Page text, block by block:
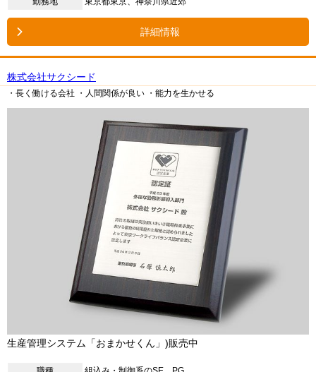
詳細情報
株式会社サクシード
・長く働ける会社 ・人間関係が良い ・能力を生かせる
生産管理システム「おまかせくん」)販売中